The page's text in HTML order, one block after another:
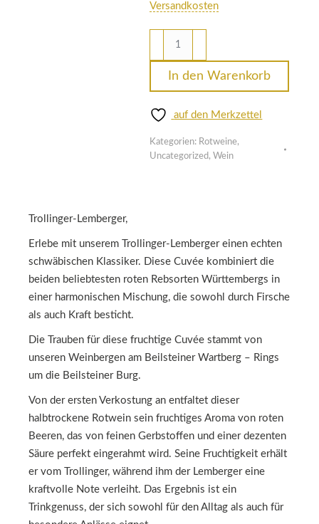
Versandkosten
Lemberger
Menge
In den Warenkorb
auf den Merkzettel
Kategorien: Rotweine,
Uncategorized,Wein
Trollinger-Lemberger,
Erlebe mit unserem Trollinger-Lemberger einen echten
schwäbischen Klassiker. Diese Cuvée kombiniert die
beiden beliebtesten roten Rebsorten Württembergs in
einer harmonischen Mischung, die sowohl durch Firsche
als auch Kraft besticht.
Die Trauben für diese fruchtige Cuvée stammt von
unseren Weinbergen am Beilsteiner Wartberg – Rings
um die Beilsteiner Burg.
Von der ersten Verkostung an entfaltet dieser
halbtrockene Rotwein sein fruchtiges Aroma von roten
Beeren, das von feinen Gerbstoffen und einer dezenten
Säure perfekt eingerahmt wird. Seine Fruchtigkeit erhält
er vom Trollinger, während ihm der Lemberger eine
kraftvolle Note verleiht. Das Ergebnis ist ein
Trinkgenuss, der sich sowohl für den Alltag als auch für